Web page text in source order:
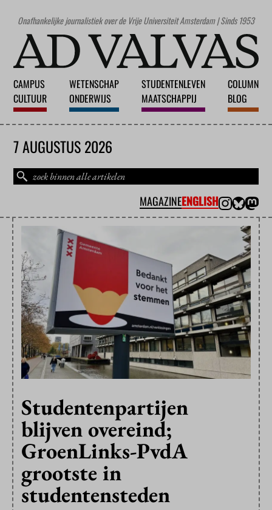
Onafhankelijke journalistiek over de Vrije Universiteit Amsterdam | Sinds 1953
CAMPUS
CULTUUR
WETENSCHAP
ONDERWIJS
STUDENTENLEVEN
MAATSCHAPPIJ
COLUMN
BLOG
7 AUGUSTUS 2026
MAGAZINEENGLISH
Studentenpartijen
blijven overeind;
GroenLinks-PvdA
grootste in
studentensteden